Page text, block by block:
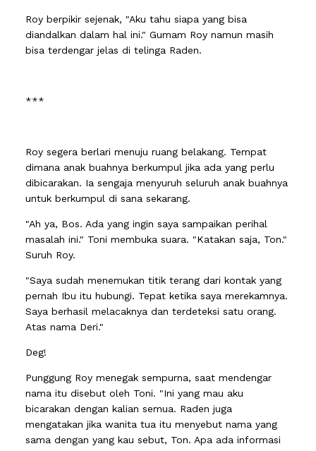
Roy berpikir sejenak, "Aku tahu siapa yang bisa
diandalkan dalam hal ini." Gumam Roy namun masih
bisa terdengar jelas di telinga Raden.
***
Roy segera berlari menuju ruang belakang. Tempat
dimana anak buahnya berkumpul jika ada yang perlu
dibicarakan. Ia sengaja menyuruh seluruh anak buahnya
untuk berkumpul di sana sekarang.
"Ah ya, Bos. Ada yang ingin saya sampaikan perihal
masalah ini." Toni membuka suara. "Katakan saja, Ton."
Suruh Roy.
"Saya sudah menemukan titik terang dari kontak yang
pernah Ibu itu hubungi. Tepat ketika saya merekamnya.
Saya berhasil melacaknya dan terdeteksi satu orang.
Atas nama Deri."
Deg!
Punggung Roy menegak sempurna, saat mendengar
nama itu disebut oleh Toni. "Ini yang mau aku
bicarakan dengan kalian semua. Raden juga
mengatakan jika wanita tua itu menyebut nama yang
sama dengan yang kau sebut, Ton. Apa ada informasi